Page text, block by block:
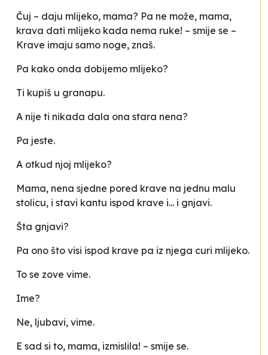
Čuj – daju mlijeko, mama? Pa ne može, mama,
krava dati mlijeko kada nema ruke! – smije se –
Krave imaju samo noge, znaš.
Pa kako onda dobijemo mlijeko?
Ti kupiš u granapu.
A nije ti nikada dala ona stara nena?
Pa jeste.
A otkud njoj mlijeko?
Mama, nena sjedne pored krave na jednu malu
stolicu, i stavi kantu ispod krave i... i gnjavi.
Šta gnjavi?
Pa ono što visi ispod krave pa iz njega curi mlijeko.
To se zove vime.
Ime?
Ne, ljubavi, vime.
E sad si to, mama, izmislila! – smije se.